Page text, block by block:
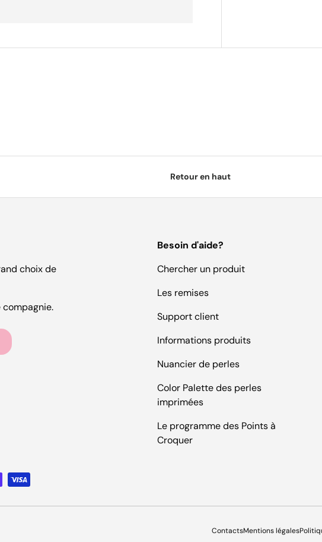
Retour en haut
choix de
compagnie.
Besoin d'aide?
Chercher un produit
Les remises
Support client
Informations produits
Nuancier de perles
Color Palette des perles
imprimées
Le programme des Points à
Croquer
ContactsMentions légales